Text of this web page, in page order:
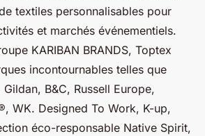
textiles personnalisables pour
et marchés événementiels.
KARIBAN BRANDS, Toptex
incontournables telles que
B&C, Russell Europe,
WK. Designed To Work, K-up,
éco-responsable Native Spirit,